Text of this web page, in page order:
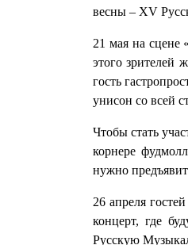
весны – XV
21 мая на сцене
этого зрителей
гость
унисон со всей
Чтобы стать
корнере
нужно
26 апреля
концерт, где
Русскую